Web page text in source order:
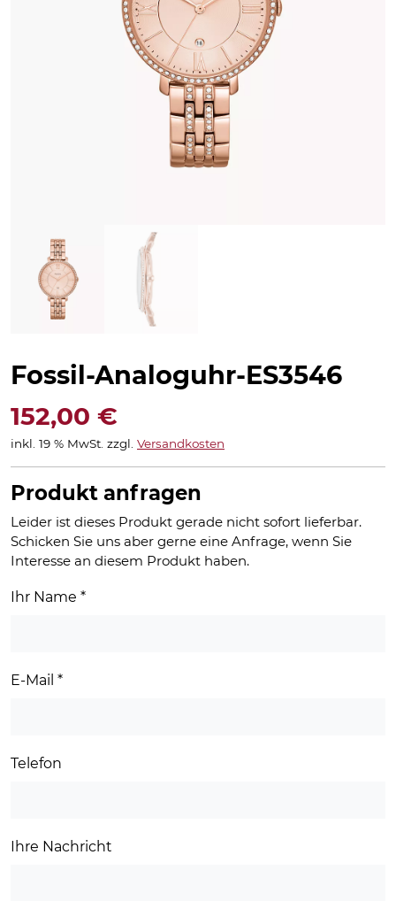
Fossil-Analoguhr-ES3546
152,00 €
inkl. 19 % MwSt. zzgl. Versandkosten
Produkt anfragen
Leider ist dieses Produkt gerade nicht sofort lieferbar.
Schicken Sie uns aber gerne eine Anfrage, wenn Sie
Interesse an diesem Produkt haben.
Ihr Name *
E-Mail *
Telefon
Ihre Nachricht